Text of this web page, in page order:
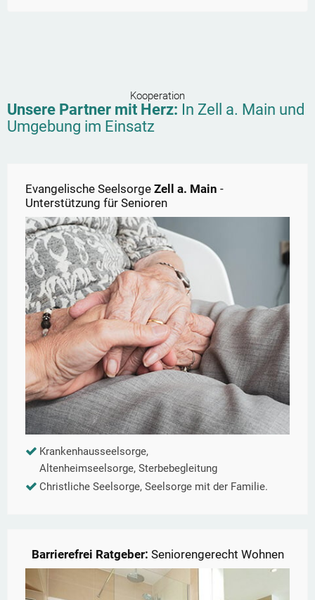
Kooperation
Unsere Partner mit Herz: In Zell a. Main und
Umgebung im Einsatz
Evangelische Seelsorge Zell a. Main -
Unterstützung für Senioren
Krankenhausseelsorge,
Altenheimseelsorge, Sterbebegleitung
Christliche Seelsorge, Seelsorge mit der Familie.
Barrierefrei Ratgeber: Seniorengerecht Wohnen